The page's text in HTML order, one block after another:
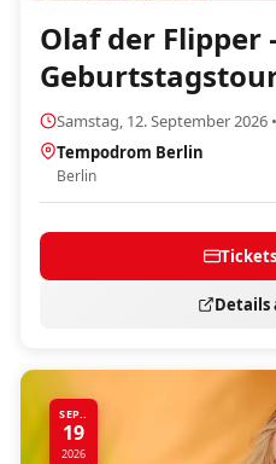
Olaf der Flipper
Samstag, 12. September 2026
Tempodrom Berlin
Berlin
Details
SEP..
19
2026